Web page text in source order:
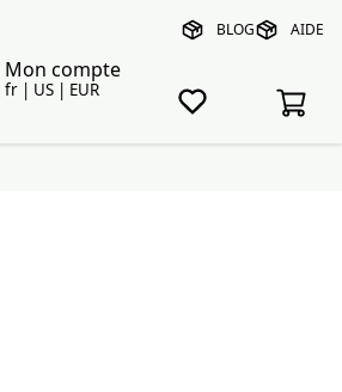
BLOG AIDE
Mon compte
fr | US | EUR